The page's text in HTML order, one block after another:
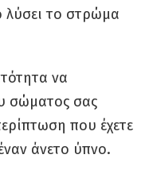
λύσει το στρώμα
να
σώματος σας
που έχετε
άνετο ύπνο.